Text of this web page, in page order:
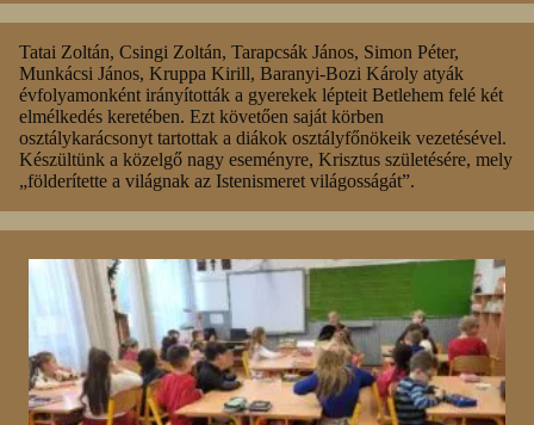
Tatai Zoltán, Csingi Zoltán, Tarapcsák János, Simon Péter,
Munkácsi János, Kruppa Kirill, Baranyi-Bozi Károly atyák
évfolyamonként irányították a gyerekek lépteit Betlehem felé két
elmélkedés keretében. Ezt követően saját körben
osztálykarácsonyt tartottak a diákok osztályfőnökeik vezetésével.
Készültünk a közelgő nagy eseményre, Krisztus születésére, mely
„földerítette a világnak az Istenismeret világosságát”.